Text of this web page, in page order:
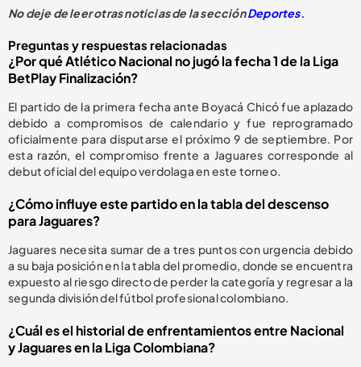
No deje de leer otras noticias de la secciónDeportes.
Preguntas y respuestas relacionadas
¿Por qué Atlético Nacional no jugó la fecha 1 de la Liga
BetPlay Finalización?
El partido de la primera fecha ante Boyacá Chicó fue aplazado
debido a compromisos de calendario y fue reprogramado
oficialmente para disputarse el próximo 9 de septiembre. Por
esta razón, el compromiso frente a Jaguares corresponde al
debut oficial del equipo verdolaga en este torneo.
¿Cómo influye este partido en la tabla del descenso
para Jaguares?
Jaguares necesita sumar de a tres puntos con urgencia debido
a su baja posición en la tabla del promedio, donde se encuentra
expuesto al riesgo directo de perder la categoría y regresar a la
segunda división del fútbol profesional colombiano.
¿Cuál es el historial de enfrentamientos entre Nacional
y Jaguares en la Liga Colombiana?